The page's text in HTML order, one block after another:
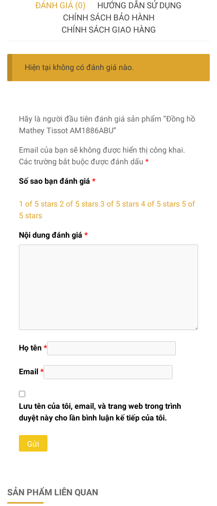
ĐÁNH GIÁ (0)
HƯỚNG DẪN SỬ DỤNG
CHÍNH SÁCH BẢO HÀNH
CHÍNH SÁCH GIAO HÀNG
Hiện tại không có đánh giá nào.
Hãy là người đầu tiên đánh giá sản phẩm “Đồng hồ
Mathey Tissot AM1886ABU”
Email của bạn sẽ không được hiển thị công khai.
Các trường bắt buộc được đánh dấu *
Số sao bạn đánh giá *
1 of 5 stars 2 of 5 stars 3 of 5 stars 4 of 5 stars 5 of
5 stars
Nội dung đánh giá *
Họ tên *
Email *
Lưu tên của tôi, email, và trang web trong trình
duyệt này cho lần bình luận kế tiếp của tôi.
SẢN PHẨM LIÊN QUAN